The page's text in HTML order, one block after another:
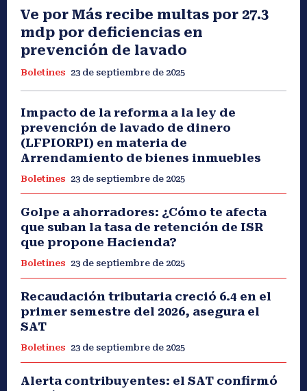
Ve por Más recibe multas por 27.3
mdp por deficiencias en
prevención de lavado
Boletines 23 de septiembre de 2025
Impacto de la reforma a la ley de
prevención de lavado de dinero
(LFPIORPI) en materia de
Arrendamiento de bienes inmuebles
Boletines 23 de septiembre de 2025
Golpe a ahorradores: ¿Cómo te afecta
que suban la tasa de retención de ISR
que propone Hacienda?
Boletines 23 de septiembre de 2025
Recaudación tributaria creció 6.4 en el
primer semestre del 2026, asegura el
SAT
Boletines 23 de septiembre de 2025
Alerta contribuyentes: el SAT confirmó